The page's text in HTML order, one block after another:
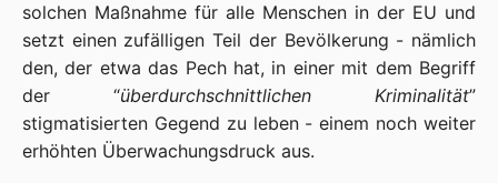
solchen Maßnahme für alle Menschen in der EU und
setzt einen zufälligen Teil der Bevölkerung - nämlich
den, der etwa das Pech hat, in einer mit dem Begriff
der “überdurchschnittlichen Kriminalität”
stigmatisierten Gegend zu leben - einem noch weiter
erhöhten Überwachungsdruck aus.